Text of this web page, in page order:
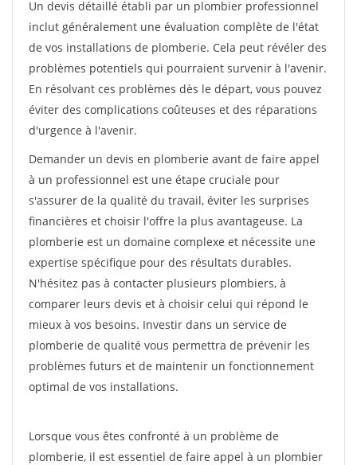
Un devis détaillé établi par un plombier professionnel
inclut généralement une évaluation complète de l'état
de vos installations de plomberie. Cela peut révéler des
problèmes potentiels qui pourraient survenir à l'avenir.
En résolvant ces problèmes dès le départ, vous pouvez
éviter des complications coûteuses et des réparations
d'urgence à l'avenir.
Demander un devis en plomberie avant de faire appel
à un professionnel est une étape cruciale pour
s'assurer de la qualité du travail, éviter les surprises
financières et choisir l'offre la plus avantageuse. La
plomberie est un domaine complexe et nécessite une
expertise spécifique pour des résultats durables.
N'hésitez pas à contacter plusieurs plombiers, à
comparer leurs devis et à choisir celui qui répond le
mieux à vos besoins. Investir dans un service de
plomberie de qualité vous permettra de prévenir les
problèmes futurs et de maintenir un fonctionnement
optimal de vos installations.
Lorsque vous êtes confronté à un problème de
plomberie, il est essentiel de faire appel à un plombier